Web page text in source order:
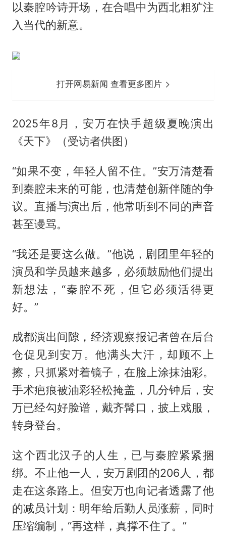
以秦腔吟诗开场，在合唱中为西北粗犷注
入当代的新意。
打开网易新闻 查看更多图片
2025年8月，安万在快手超级夏晚演出
《天下》（受访者供图）
“如果不变，年轻人留不住。”安万清楚看
到秦腔未来的可能，也清楚创新伴随的争
议。直播与演出后，他常听到不同的声音
甚至谩骂。
“我还是要这么做。”他说，剧团里年轻的
演员和学员越来越多，必须鼓励他们提出
新想法，“秦腔不死，但它必须活得更
好。”
成都演出间隙，经济观察报记者曾在后台
仓促见到安万。他满头大汗，却顾不上
擦，只抓紧对着镜子，在脸上涂抹油彩。
手术疤痕被油彩轻松掩盖，几分钟后，安
万已经勾好脸谱，戴齐髯口，披上戏服，
转身登台。
这个西北汉子的人生，已与秦腔紧紧捆
绑。不止他一人，安万剧团的206人，都
走在这条路上。但安万也向记者透露了他
的减员计划：明年给后勤人员涨薪，同时
压缩编制，“再这样，真撑不住了。”